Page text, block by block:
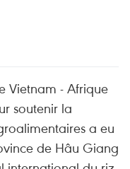
Vietnam - Afrique
soutenir la
a eu
de Hâu Giang